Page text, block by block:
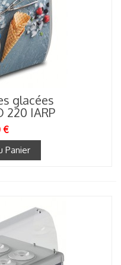
glacées
220 IARP
€
Panier